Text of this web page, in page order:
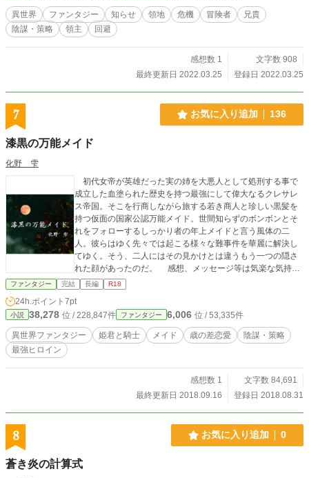
異世界 ファンタジー 知らせ 領地 危機 冒険者
兄貴
陰謀・策略
領主 回避
感想数 1
文字数 908
最終更新日 2022.03.25
登録日 2022.03.25
7 お気に入り追加 136
漆黒の万能メイド
化野 雫
初代女帝が英雄だった実の姉を大悪人として処刑する事で
成立した血塗られた歴史を持つ最強にして偉大なるクレサレ
ス帝国。そこを行商しながら旅する若き商人と珍しい黒髪を
持つ仮面の国家公認万能メイド。世間知らずのボンボンとそ
れをフォローするしっかり者の年上メイドと言う風体の二
人。彼らはゆく先々では起こる様々な難事件を華麗に解決し
てゆく。そう、二人にはその見かけとは違うもう一つの隠さ
れた顔があったのだ。 感想、メッセージ等は気楽な気持ち
で送って頂けると嬉しいです。 気にいって頂けたら、『お
気に入り』への登録も是非お願いします。
ファンタジー 完結 長編 R18
24h.ポイント 7pt
小説 38,278 位 / 228,847件 ファンタジー 6,006 位 / 53,335件
異世界ファンタジー 姫君と騎士 メイド 歳の差恋愛
陰謀・策略
最強ヒロイン
感想数 1
文字数 84,691
最終更新日 2018.09.16
登録日 2018.08.31
8 お気に入り追加 0
蒼き炎の計算式